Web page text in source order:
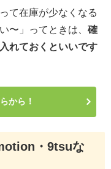
て在庫が少なくなる
〜」ってときは、 確
れておくといいです
から！
・9tsuな